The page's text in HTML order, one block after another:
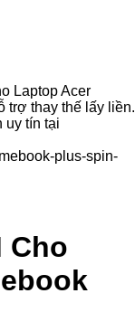
Laptop Acer
trợ thay thế lấy liền.
uy tín tại
Cho